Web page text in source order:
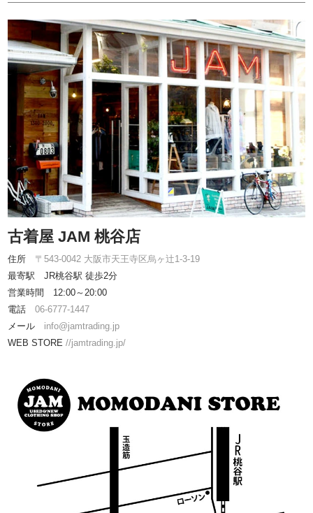
古着屋 JAM 桃谷店
住所 〒543-0042 大阪市天王寺区烏ヶ辻1-3-19
最寄駅 JR桃谷駅 徒歩2分
営業時間 12:00～20:00
電話06-6777-1447
メール info@jamtrading.jp
WEB STORE//jamtrading.jp/